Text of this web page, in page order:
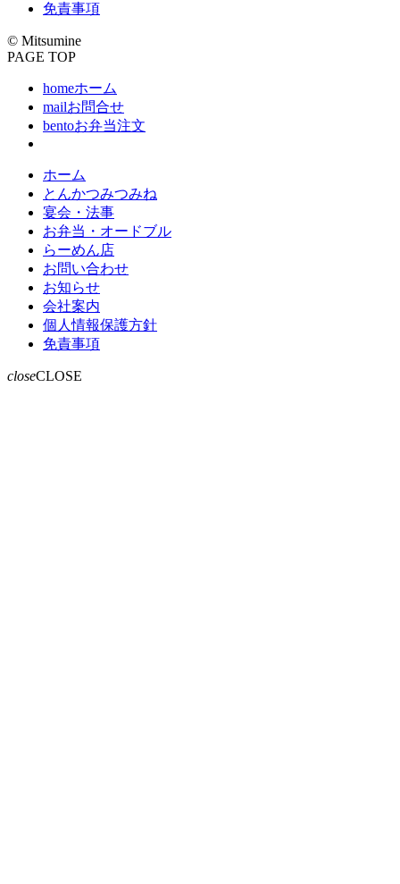
免責事項
© Mitsumine
PAGE TOP
homeホーム
mailお問合せ
bentoお弁当注文
ホーム
とんかつみつみね
宴会・法事
お弁当・オードブル
らーめん店
お問い合わせ
お知らせ
会社案内
個人情報保護方針
免責事項
closeCLOSE